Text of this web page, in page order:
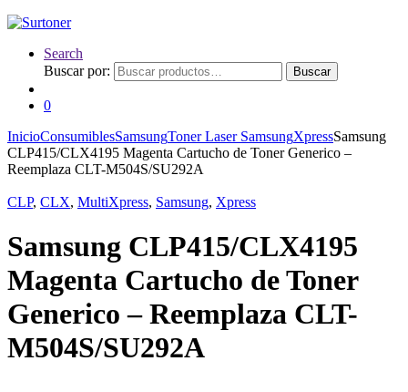
Search
Buscar por:
Buscar
0
InicioConsumiblesSamsungToner Laser SamsungXpressSamsung
CLP415/CLX4195 Magenta Cartucho de Toner Generico –
Reemplaza CLT-M504S/SU292A
CLP, CLX, MultiXpress, Samsung, Xpress
Samsung CLP415/CLX4195
Magenta Cartucho de Toner
Generico – Reemplaza CLT-
M504S/SU292A